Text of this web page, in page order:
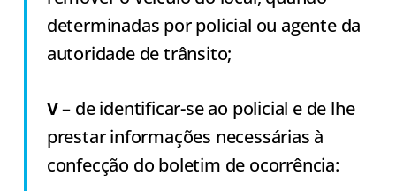
determinadas por policial ou agente da
autoridade de trânsito;
V – de identificar-se ao policial e de lhe
prestar informações necessárias à
confecção do boletim de ocorrência: